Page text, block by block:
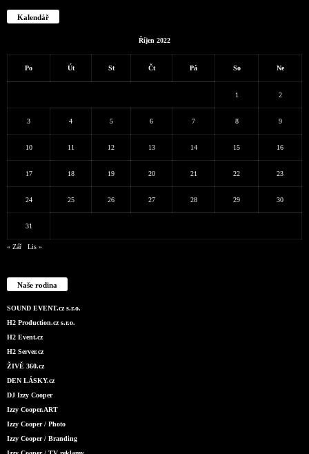
Kalendář
Říjen 2022
Po Út St Čt Pá So Ne
1 2
3 4 5 6 7 8 9
10 11 12 13 14 15 16
17 18 19 20 21 22 23
24 25 26 27 28 29 30
31
« Zář Lis »
Naše rodina
SOUND EVENT.cz s.r.o.
H2 Production.cz s.r.o.
H2 Event.cz
H2 Server.cz
ŽIVĚ 360.cz
DEN LÁSKY.cz
DJ Izzy Cooper
Izzy Cooper.ART
Izzy Cooper / Photo
Izzy Cooper / Branding